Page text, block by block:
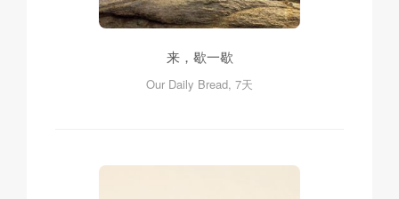
来，歇一歇
Our Daily Bread, 7天